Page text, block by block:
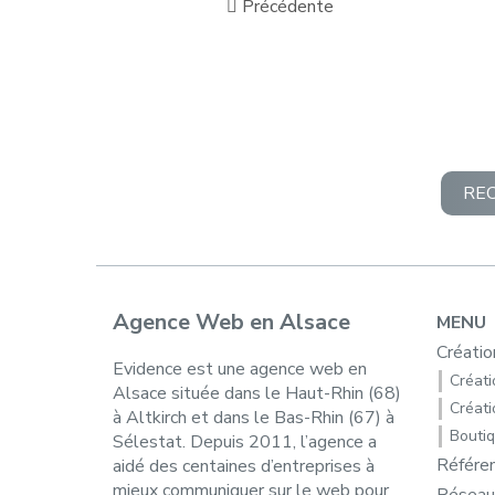
Précédente
Agence Web en Alsace
Evidence est une agence web en
Alsace située dans le Haut-Rhin (68)
à Altkirch et dans le Bas-Rhin (67) à
Sélestat. Depuis 2011, l’agence a
aidé des centaines d’entreprises à
MENU